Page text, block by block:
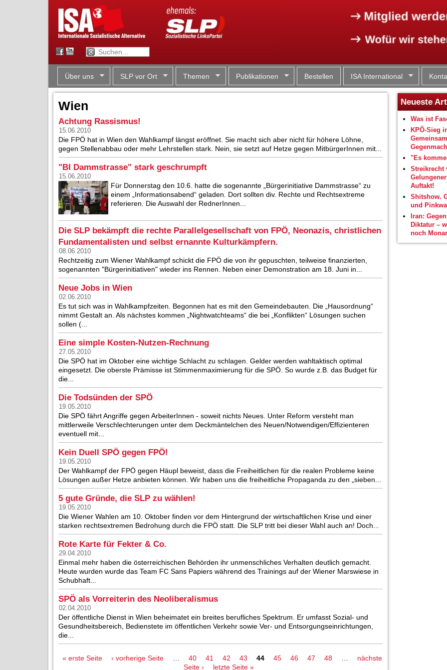
Über uns SLP vor Ort Themen Publikationen Bestellen ISA International
Wien
Achtung Rassismus!
15.06.2010
Die FPÖ hat in Wien den Wahlkampf längst eröffnet. Sie macht sich aber nicht für höhere Löhne,
gegen Stellenabbau oder mehr Lehrstellen stark. Nein, sie setzt auf Hetze gegen MitbürgerInnen mit...
"BI Dammstrasse" stark geschrumpft
15.06.2010
Für Donnerstag den 10.6. hatte die sogenannte „Bürgerinitiative Dammstrasse“ zu
einem „Informationsabend“ geladen. Dort sollten div. Rechte und Rechtsextreme
referieren. Die Auswahl der RednerInnen...
Die SLP bekämpft die rechte Parallelgesellschaft von FPÖ, Neonazis, christlichen
Fundamentalisten und selbst ernannte Kulturkämpfern.
08.06.2010
Rechtzeitig zum Wiener Wahlkampf schickt die FPÖ die von ihr gepuschten, teilweise finanzierten,
sogenannten "Bürgerinitiativen" wieder ins Rennen. Neben einer Demonstration am 18. Juni in...
Neue Jobs in Wien
02.06.2010
Es tut sich was in Wahlkampfzeiten. Begonnen hat es mit den Gemeindebauten. Die „Hausordnung“
nimmt Gestalt an. Als nächstes kommen „Nightwatchteams“ die bei „Konflikten“ Lösungen suchen
sollen (...
Eine simple Kosten-Nutzen-Rechnung
27.05.2010
Die SPÖ hat im Oktober eine wichtige Schlacht zu schlagen. Gelder werden wahltaktisch optimal
eingesetzt. Die oberste Prämisse ist Stimmenmaximierung für die SPÖ. So wurde z.B. das Budget für
die...
Die Todsünden der SPÖ
19.05.2010
Die SPÖ fährt Angriffe gegen ArbeiterInnen - soweit nichts Neues. Unter Reform versteht man
mittlerweile Verschlechterungen unter dem Deckmäntelchen des Neuen/Notwendigen/Effizienteren
eventuell mit...
Kein Duell SPÖ gegen FPÖ!
19.05.2010
Der Wahlkampf der FPÖ gegen Häupl beweist, dass die Freiheitlichen für die realen Probleme keine
Lösungen außer Hetze anbieten können. Wir haben uns die freiheitliche Propaganda zu den „sieben...
5 gute Gründe, die SLP zu wählen!
19.05.2010
Die Wiener Wahlen am 10. Oktober finden vor dem Hintergrund der wirtschaftlichen Krise und einer
starken rechtsextremen Bedrohung durch die FPÖ statt. Die SLP tritt bei dieser Wahl auch an! Doch...
Rote Karte für Fekter & Co.
29.04.2010
Einmal mehr haben die österreichischen Behörden ihr unmenschliches Verhalten deutlich gemacht.
Heute wurden wurde das Team FC Sans Papiers während des Trainings auf der Wiener Marswiese in
Schubhaft...
SPÖ als Vorreiterin des Neoliberalismus
02.04.2010
Der öffentliche Dienst in Wien beheimatet ein breites berufliches Spektrum. Er umfasst Sozial- und
Gesundheitsbereich, Bedienstete im öffentlichen Verkehr sowie Ver- und Entsorgungseinrichtungen,
die...
Seiten
« erste Seite ‹ vorherige Seite 40 41 42 43 44 45 46 47 48
nächste
Seite ›
letzte Seite »
Neueste
Was ist
KPÖ-Sieg
"Es
Streikrecht
Auftakt!
Shitshow.
und
Iran:
Diktatur –
noch